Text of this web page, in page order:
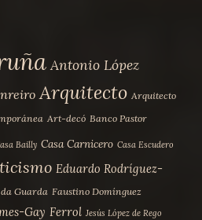
Antonio López
Arquitecto Arquitecto
Art-decó Banco Pastor
Bailly Casa Carnicero Casa Escudero
Eduardo Rodríguez-
da Guarda Faustino Domínguez
Gay Ferrol Jesús López de Rego